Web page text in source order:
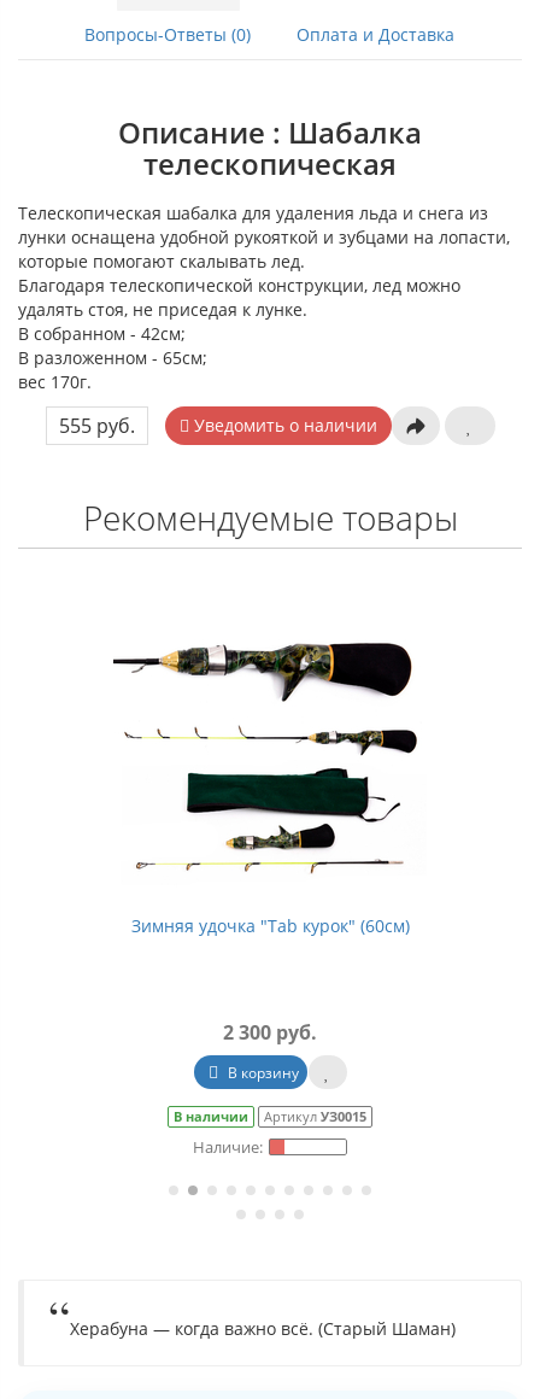
Вопросы-Ответы (0) Оплата и Доставка
Описание : Шабалка
телескопическая
Телескопическая шабалка для удаления льда и снега из
лунки оснащена удобной рукояткой и зубцами на лопасти,
которые помогают скалывать лед.
Благодаря телескопической конструкции, лед можно
удалять стоя, не приседая к лунке.
В собранном - 42см;
В разложенном - 65см;
вес 170г.
555 руб. Уведомить о наличии
Рекомендуемые товары
Зимняя удочка "Tab курок" (60см)
2 300 руб.
В корзину
В наличии Артикул УЗ0015
Херабуна — когда важно всё. (Старый Шаман)